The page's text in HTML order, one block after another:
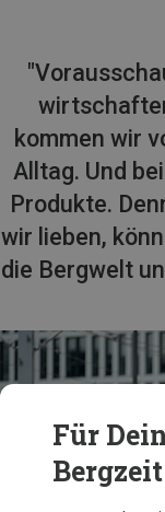
kommen wir
Alltag. Und
Produkte.
wir lieben,
die Bergwelt
Für